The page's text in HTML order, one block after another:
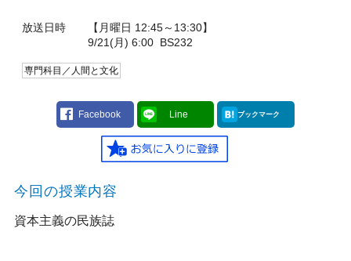
放送日時
【月曜日 12:45～13:30】
9/21(月) 6:00BS232
専門科目／人間と文化
Facebook Line ブックマーク
今回の授業内容
資本主義の民族誌